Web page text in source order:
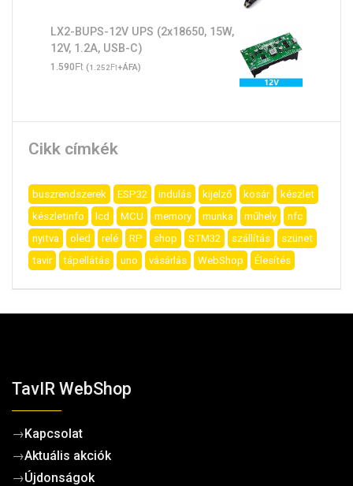
LX2-BUPS-12V UPS (2x18650, 15W,
12V, 1.2A, USB-C)
1.590Ft (1.252Ft+ÁFA)
Cikk címkék
buszrendszerek ESP32 indulás kijelző kosár
készlet
készletinfo
lcd MCU memory munka műhely
nfc
nyitva
oled relé RP shop STM32 szállítás
szünet
tavir
tápellátás uno vásárlás WebShop Élesítés
TavIR WebShop
→Kapcsolat
→Aktuális akciók
→Újdonságok